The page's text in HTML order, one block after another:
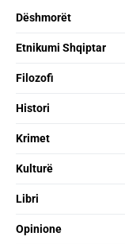
Dëshmorët
Etnikumi Shqiptar
Filozofi
Histori
Krimet
Kulturë
Libri
Opinione